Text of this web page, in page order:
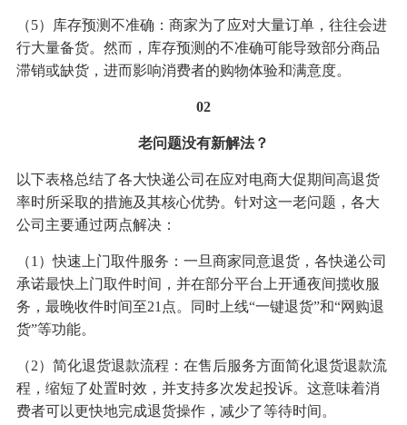
（5）库存预测不准确：商家为了应对大量订单，往往会进
行大量备货。然而，库存预测的不准确可能导致部分商品
滞销或缺货，进而影响消费者的购物体验和满意度。
02
老问题没有新解法？
以下表格总结了各大快递公司在应对电商大促期间高退货
率时所采取的措施及其核心优势。针对这一老问题，各大
公司主要通过两点解决：
（1）快速上门取件服务：一旦商家同意退货，各快递公司
承诺最快上门取件时间，并在部分平台上开通夜间揽收服
务，最晚收件时间至21点。同时上线“一键退货”和“网购退
货”等功能。
（2）简化退货退款流程：在售后服务方面简化退货退款流
程，缩短了处置时效，并支持多次发起投诉。这意味着消
费者可以更快地完成退货操作，减少了等待时间。